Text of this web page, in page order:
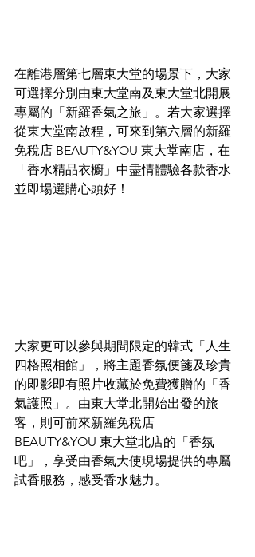
在離港層第七層東大堂的場景下，大家
可選擇分別由東大堂南及東大堂北開展
專屬的「新羅香氣之旅」。若大家選擇
從東大堂南啟程，可來到第六層的新羅
免稅店 BEAUTY&YOU 東大堂南店，在
「香水精品衣櫥」中盡情體驗各款香水
並即場選購心頭好！
大家更可以參與期間限定的韓式「人生
四格照相館」，將主題香氛便箋及珍貴
的即影即有照片收藏於免費獲贈的「香
氣護照」。由東大堂北開始出發的旅
客，則可前來新羅免稅店
BEAUTY&YOU 東大堂北店的「香氛
吧」，享受由香氣大使現場提供的專屬
試香服務，感受香水魅力。